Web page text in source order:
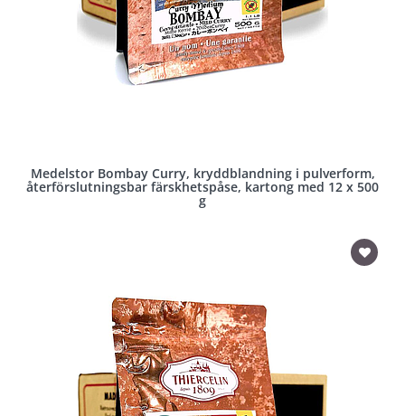
Medelstor Bombay Curry, kryddblandning i pulverform,
återförslutningsbar färskhetspåse, kartong med 12 x 500
g